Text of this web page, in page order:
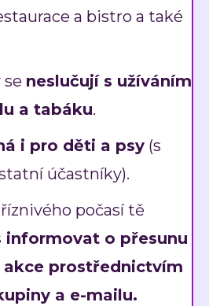
a bistro a také
neslučují s užíváním
a tabáku.
i pro děti a psy (s
účastníky).
počasí tě
informovat o přesunu
akce prostřednictvím
a e-mailu.